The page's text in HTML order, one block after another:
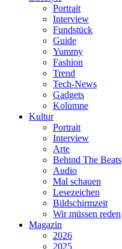
Portrait
Interview
Fundstück
Guide
Yummy
Fashion
Trend
Tech-News
Gadgets
Kolumne
Kultur
Portrait
Interview
Arte
Behind The Beats
Audio
Mal schauen
Lesezeichen
Bildschirmzeit
Wir müssen reden
Magazin
2026
2025